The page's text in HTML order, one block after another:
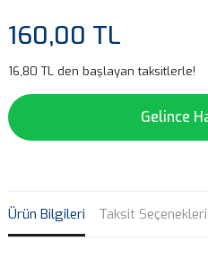
160,00 TL
16,80 TL den başlayan taksitlerle!
Gelince
Ürün Bilgileri Taksit Seçenekleri